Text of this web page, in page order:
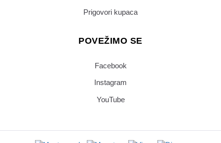
Prigovori kupaca
POVEŽIMO SE
Facebook
Instagram
YouTube